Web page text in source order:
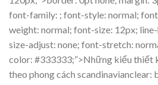
font-family: ; font-style: normal;
weight: normal; font-size: 12px;
size-adjust: none; font-stretch:
color: #333333;”>Những kiểu thiết
theo phong cách scandinavianclear: